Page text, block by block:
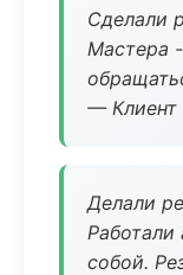
Сделали
Мастера
— Клиент
Делали
Работали
собой.